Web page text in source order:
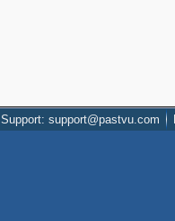
Support: support@pastvu.com